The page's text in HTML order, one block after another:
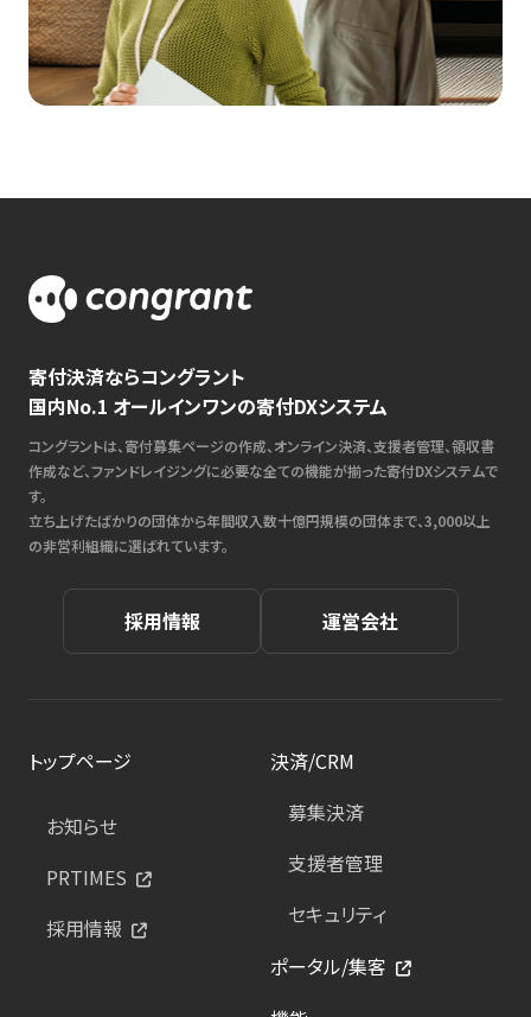
寄付決済ならコングラント
国内No.1 オールインワンの寄付DXシステム
コングラントは、寄付募集ページの作成、オンライン決済、支援者管理、領収書
作成など、ファンドレイジングに必要な全ての機能が揃った寄付DXシステムで
す。
立ち上げたばかりの団体から年間収入数十億円規模の団体まで、3,000以上
の非営利組織に選ばれています。
採用情報 運営会社
トップページ
お知らせ
PRTIMES
採用情報
決済/CRM
募集決済
支援者管理
セキュリティ
ポータル/集客